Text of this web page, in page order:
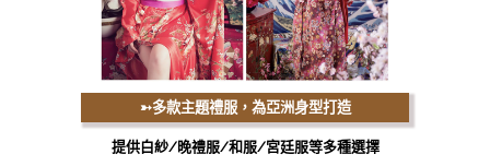
➳多款主題禮服，為亞洲身型打造
提供白紗/晚禮服/和服/宮廷服等​多種選擇